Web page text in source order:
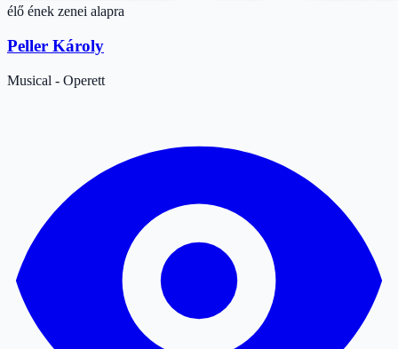
élő ének zenei alapra
Peller Károly
Musical - Operett